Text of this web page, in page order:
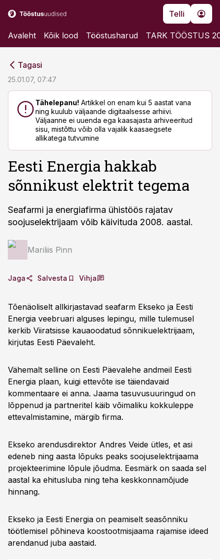
Telli
Avaleht Kõik lood Tööstusharud TARK TÖÖSTUS
Tagasi
25.01.07, 07:47
Tähelepanu! Artikkel on enam kui 5 aastat vana
ning kuulub väljaande digitaalsesse arhiivi.
Väljaanne ei uuenda ega kaasajasta arhiveeritud
sisu, mistõttu võib olla vajalik kaasaegsete
allikatega tutvumine
Eesti Energia hakkab
sõnnikust elektrit tegema
Seafarmi ja energiafirma ühistöös rajatav
soojuselektrijaam võib käivituda 2008. aastal.
Mariliis Pinn
Jaga Salvesta Vihja
Tõenäoliselt allkirjastavad seafarm Ekseko ja Eesti
Energia veebruari alguses lepingu, mille tulemusel
kerkib Viiratsisse kauaoodatud sõnnikuelektrijaam,
kirjutas Eesti Päevaleht.
Vähemalt selline on Eesti Päevalehe andmeil Eesti
Energia plaan, kuigi ettevõte ise täiendavaid
kommentaare ei anna. Jaama tasuvusuuringud on
lõppenud ja partneritel käib võimaliku kokkuleppe
ettevalmistamine, märgib firma.
Ekseko arendusdirektor Andres Veide ütles, et asi
edeneb ning aasta lõpuks peaks soojuselektrijaama
projekteerimine lõpule jõudma. Eesmärk on saada sel
aastal ka ehitusluba ning teha keskkonnamõjude
hinnang.
Ekseko ja Eesti Energia on peamiselt seasõnniku
töötlemisel põhineva koostootmisjaama rajamise ideed
arendanud juba aastaid.